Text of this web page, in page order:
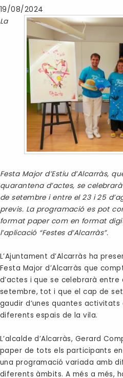
19/08/2024
La
Festa Major d’Estiu d’Alcarràs,
quarantena d’actes, se
de setembre i entre el 23 i 25
previs. La programació es pot
format paper com en format
l’aplicació “Festes d’Alcarràs”.
L’Ajuntament d’Alcarràs ha
Festa Major d’Alcarràs que
d’actes i que se celebrarà entre
setembre, tot i que el cap de
gaudir d’unes quantes
diferents espais de la vila.
L’alcalde d’Alcarràs, Gerard
paper de tots els participants en
una programació variada amb
diferents àmbits. A més a més,